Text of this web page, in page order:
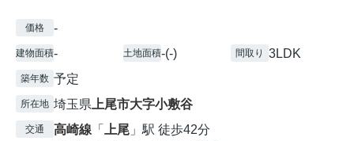
価格 -
建物面積- 土地面積-(-) 間取り 3LDK
築年数 予定
所在地 埼玉県 上尾市大字小敷谷
交通 高崎線 「 上尾 」駅 徒歩42分